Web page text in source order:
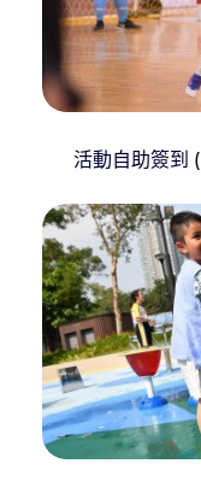
活動自助簽到